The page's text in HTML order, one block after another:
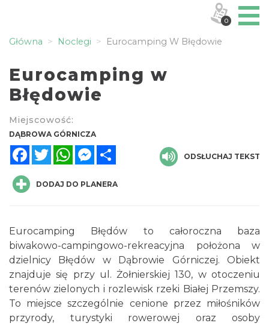
Główna Noclegi Eurocamping W Błędowie
Eurocamping w
Błędowie
Miejscowość:
DĄBROWA GÓRNICZA
FacebookTwitterWhatsAppMessenger
ODSŁUCHAJ TEKST
DODAJ DO PLANERA
Eurocamping Błędów to całoroczna baza
biwakowo-campingowo-rekreacyjna położona w
dzielnicy Błędów w Dąbrowie Górniczej. Obiekt
znajduje się przy ul. Żołnierskiej 130, w otoczeniu
terenów zielonych i rozlewisk rzeki Białej Przemszy.
To miejsce szczególnie cenione przez miłośników
przyrody, turystyki rowerowej oraz osoby
0